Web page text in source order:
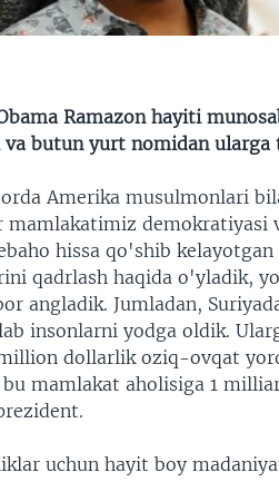
Ramazon hayiti
butun yurt nomidan
Amerika musulmonlari
mamlakatimiz demokratiyasi
hissa qo'shib
qadrlash haqida o'yladik,
angladik. Jumladan,
insonlarni yodga oldik.
dollarlik oziq-ovqat
mamlakat aholisiga 1
uchun hayit boy